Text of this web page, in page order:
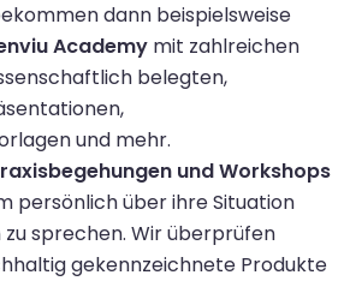
dann beispielsweise
Academy mit zahlreichen
belegten,
und mehr.
und Workshops
persönlich über ihre Situation
sprechen. Wir überprüfen
gekennzeichnete Produkte